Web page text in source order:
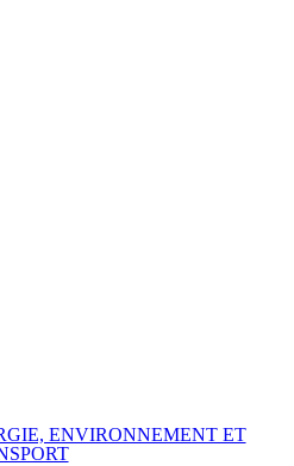
ENVIRONNEMENT ET